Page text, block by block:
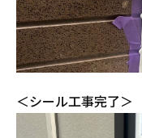
＜シール工事完了＞